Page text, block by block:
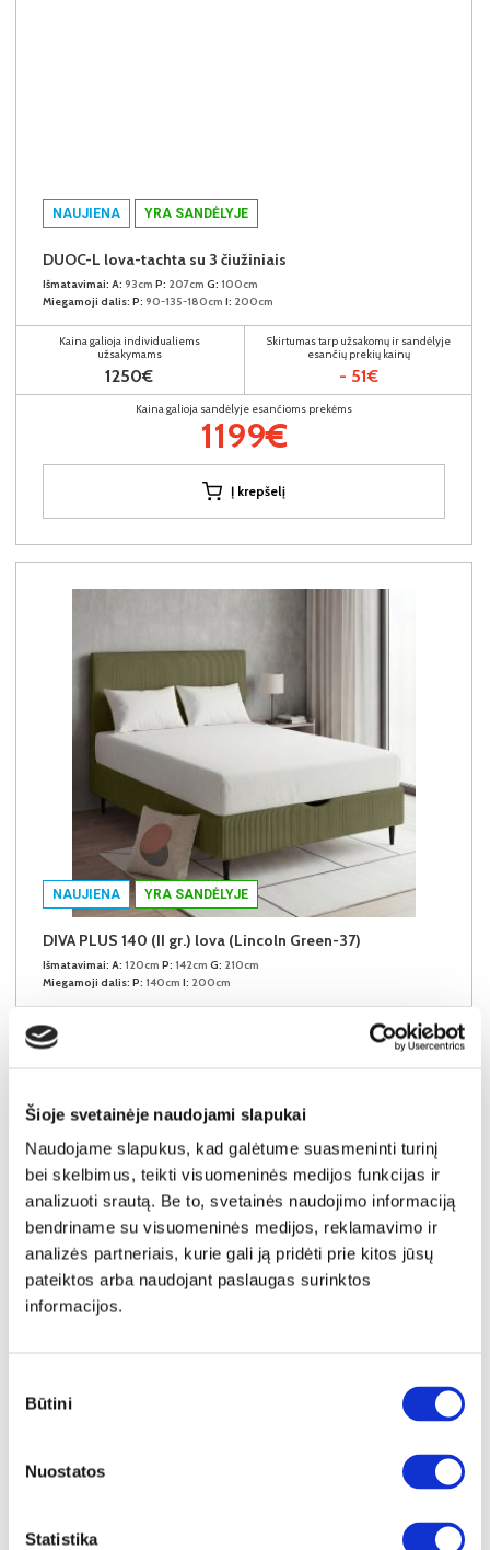
Šioje svetainėje naudojami slapukai
Naudojame slapukus, kad galėtume suasmeninti turinį
bei skelbimus, teikti visuomeninės medijos funkcijas ir
analizuoti srautą. Be to, svetainės naudojimo informaciją
bendriname su visuomeninės medijos, reklamavimo ir
analizės partneriais, kurie gali ją pridėti prie kitos jūsų
pateiktos arba naudojant paslaugas surinktos
informacijos.
pasirinkimas
Būtini
Nuostatos
Statistika
NAUJIENA YRA SANDĖLYJE
DUOC-L lova-tachta su 3 čiužiniais
Išmatavimai: A: 93cm P: 207cm G: 100cm
Miegamoji dalis: P: 90-135-180cm I: 200cm
Kaina galioja individualiems
užsakymams
1250€
Skirtumas tarp užsakomų ir sandėlyje
esančių prekių kainų
- 51€
Kaina galioja sandėlyje esančioms prekėms
1199€
Į krepšelį
NAUJIENA YRA SANDĖLYJE
DIVA PLUS 140 (II gr.) lova (Lincoln Green-37)
Išmatavimai: A: 120cm P: 142cm G: 210cm
Miegamoji dalis: P: 140cm I: 200cm
Skirtumas tarp užsakomų ir sandėlyje
esančių prekių kainų
469€
Į krepšelį